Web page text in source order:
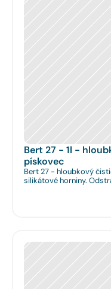
Bert 27 - 1l -
pískovec
Bert 27 - hloubkový
silikátové horniny.